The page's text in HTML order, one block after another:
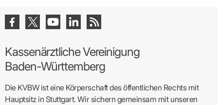
Kassenärztliche Vereinigung
Baden-Württemberg
Die KVBW ist eine Körperschaft des öffentlichen Rechts mit
Hauptsitz in Stuttgart. Wir sichern gemeinsam mit unseren